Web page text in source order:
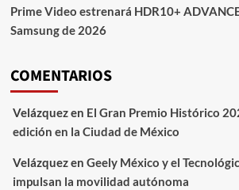
Prime Video estrenará HDR10+
Samsung de 2026
COMENTARIOS
Velázquezen El Gran Premio Histórico
edición en la Ciudad de México
Velázquezen Geely México y el
impulsan la movilidad autónoma